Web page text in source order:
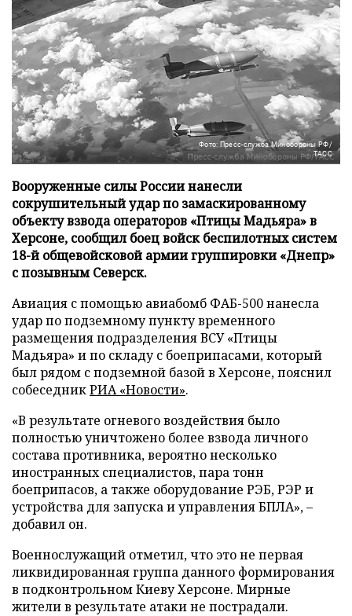
Фото: Пресс-служба Минобороны РФ/
ТАСС
Вооруженные силы России нанесли
сокрушительный удар по замаскированному
объекту взвода операторов «Птицы Мадьяра» в
Херсоне, сообщил боец войск беспилотных систем
18-й общевойсковой армии группировки «Днепр»
с позывным Северск.
Авиация с помощью авиабомб ФАБ-500 нанесла
удар по подземному пункту временного
размещения подразделения ВСУ «Птицы
Мадьяра» и по складу с боеприпасами, который
был рядом с подземной базой в Херсоне, пояснил
собеседникРИА «Новости».
«В результате огневого воздействия было
полностью уничтожено более взвода личного
состава противника, вероятно несколько
иностранных специалистов, пара тонн
боеприпасов, а также оборудование РЭБ, РЭР и
устройства для запуска и управления БПЛА», –
добавил он.
Военнослужащий отметил, что это не первая
ликвидированная группа данного формирования
в подконтрольном Киеву Херсоне. Мирные
жители в результате атаки не пострадали.